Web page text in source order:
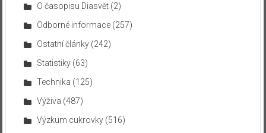
O časopisu Diasvět(2)
Odborné informace(257)
Ostatní články(242)
Statistiky(63)
Technika (125)
Výživa (487)
Výzkum cukrovky(516)